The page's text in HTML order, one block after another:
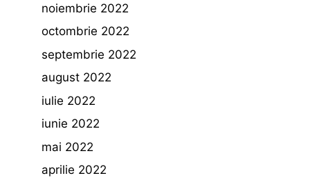
noiembrie 2022
octombrie 2022
septembrie 2022
august 2022
iulie 2022
iunie 2022
mai 2022
aprilie 2022